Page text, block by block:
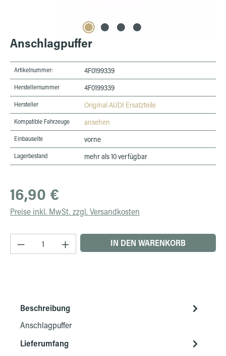
Anschlagpuffer
Artikelnummer: 4F0199339
Herstellernummer 4F0199339
Hersteller Original AUDI Ersatzteile
Kompatible Fahrzeuge ansehen
Einbauseite vorne
Lagerbestand mehr als 10 verfügbar
Regulärer Preis:
16,90 €
Preise inkl. MwSt. zzgl. Versandkosten
Produkt Anzahl: Gib den gewünschten Wert
IN DEN WARENKORB
Beschreibung
Anschlagpuffer
Lieferumfang